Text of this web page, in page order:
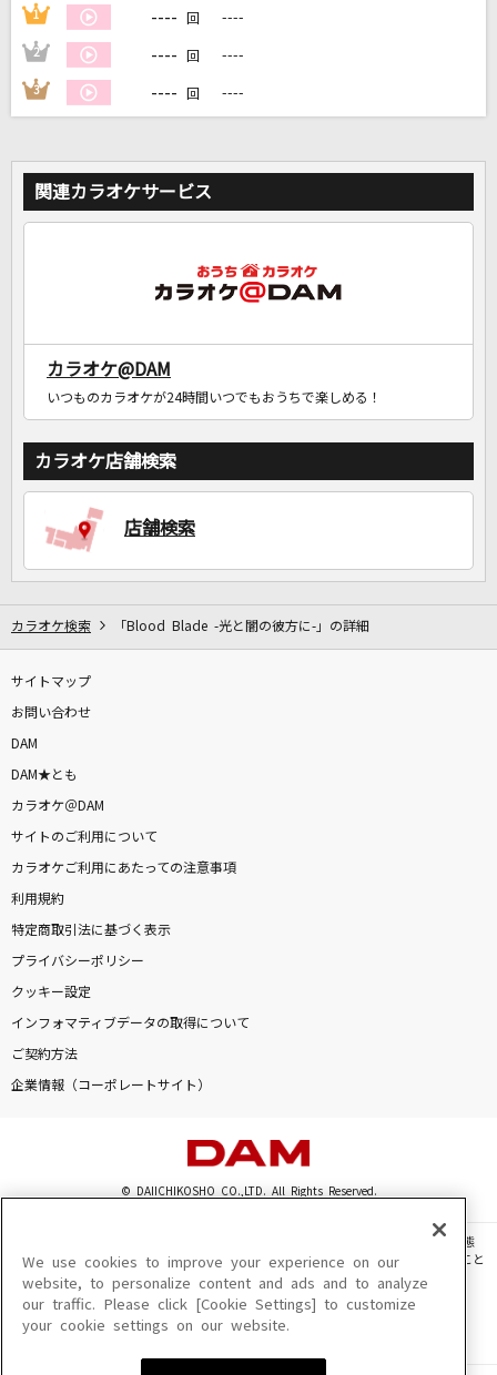
自宅でカラオケ歌い放題！
1 ---- 回 ----
2 ---- 回 ----
3 ---- 回 ----
関連カラオケサービス
カラオケ@DAM
いつものカラオケが24時間いつでもおうちで楽しめる！
カラオケ店舗検索
店舗検索
カラオケ検索 「Blood Blade -光と闇の彼方に-」の詳細
サイトマップ
お問い合わせ
DAM
DAM★とも
カラオケ＠DAM
サイトのご利用について
カラオケご利用にあたっての注意事項
利用規約
特定商取引法に基づく表示
プライバシーポリシー
クッキー設定
インフォマティブデータの取得について
ご契約方法
企業情報（コーポレートサイト）
© DAIICHIKOSHO CO.,LTD. All Rights Reserved.
このサイトに掲載されている一切の文章・画像・写真・動画・音声等を、手段や形態
を問わず、著作権法の定める範囲を超えて無断で複製、転載、ファイル化などすること
を禁じます。
楽曲及びコンテンツは、機種によりご利用いただけない場合があります。
楽曲及びコンテンツの配信日、配信内容が変更になる場合があります。
We use cookies to improve your experience on our
website, to personalize content and ads and to analyze
our traffic. Please click [Cookie Settings] to customize
your cookie settings on our website.